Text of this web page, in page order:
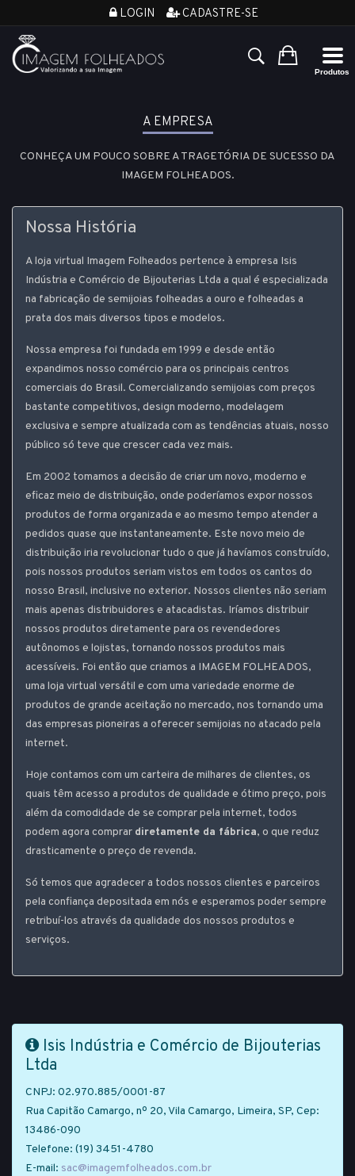
LOGIN CADASTRE-SE
A EMPRESA
CONHEÇA UM POUCO SOBRE A TRAGETÓRIA DE SUCESSO DA
IMAGEM FOLHEADOS.
Nossa História
A loja virtual Imagem Folheados pertence à empresa Isis
Indústria e Comércio de Bijouterias Ltda a qual é especializada
na fabricação de semijoias folheadas a ouro e folheadas a
prata dos mais diversos tipos e modelos.
Nossa empresa foi fundada em 1999 e desde então
expandimos nosso comércio para os principais centros
comerciais do Brasil. Comercializando semijoias com preços
bastante competitivos, design moderno, modelagem
exclusiva e sempre atualizada com as tendências atuais, nosso
público só teve que crescer cada vez mais.
Em 2002 tomamos a decisão de criar um novo, moderno e
eficaz meio de distribuição, onde poderíamos expor nossos
produtos de forma organizada e ao mesmo tempo atender a
pedidos quase que instantaneamente. Este novo meio de
distribuição iria revolucionar tudo o que já havíamos construído,
pois nossos produtos seriam vistos em todos os cantos do
nosso Brasil, inclusive no exterior. Nossos clientes não seriam
mais apenas distribuidores e atacadistas. Iríamos distribuir
nossos produtos diretamente para os revendedores
autônomos e lojistas, tornando nossos produtos mais
acessíveis. Foi então que criamos a IMAGEM FOLHEADOS,
uma loja virtual versátil e com uma variedade enorme de
produtos de grande aceitação no mercado, nos tornando uma
das empresas pioneiras a oferecer semijoias no atacado pela
internet.
Hoje contamos com um carteira de milhares de clientes, os
quais têm acesso a produtos de qualidade e ótimo preço, pois
além da comodidade de se comprar pela internet, todos
podem agora comprar diretamente da fábrica, o que reduz
drasticamente o preço de revenda.
Só temos que agradecer a todos nossos clientes e parceiros
pela confiança depositada em nós e esperamos poder sempre
retribuí-los através da qualidade dos nossos produtos e
serviços.
Isis Indústria e Comércio de Bijouterias
Ltda
CNPJ: 02.970.885/0001-87
Rua Capitão Camargo, nº 20, Vila Camargo, Limeira, SP, Cep:
13486-090
Telefone: (19) 3451-4780
E-mail: sac@imagemfolheados.com.br